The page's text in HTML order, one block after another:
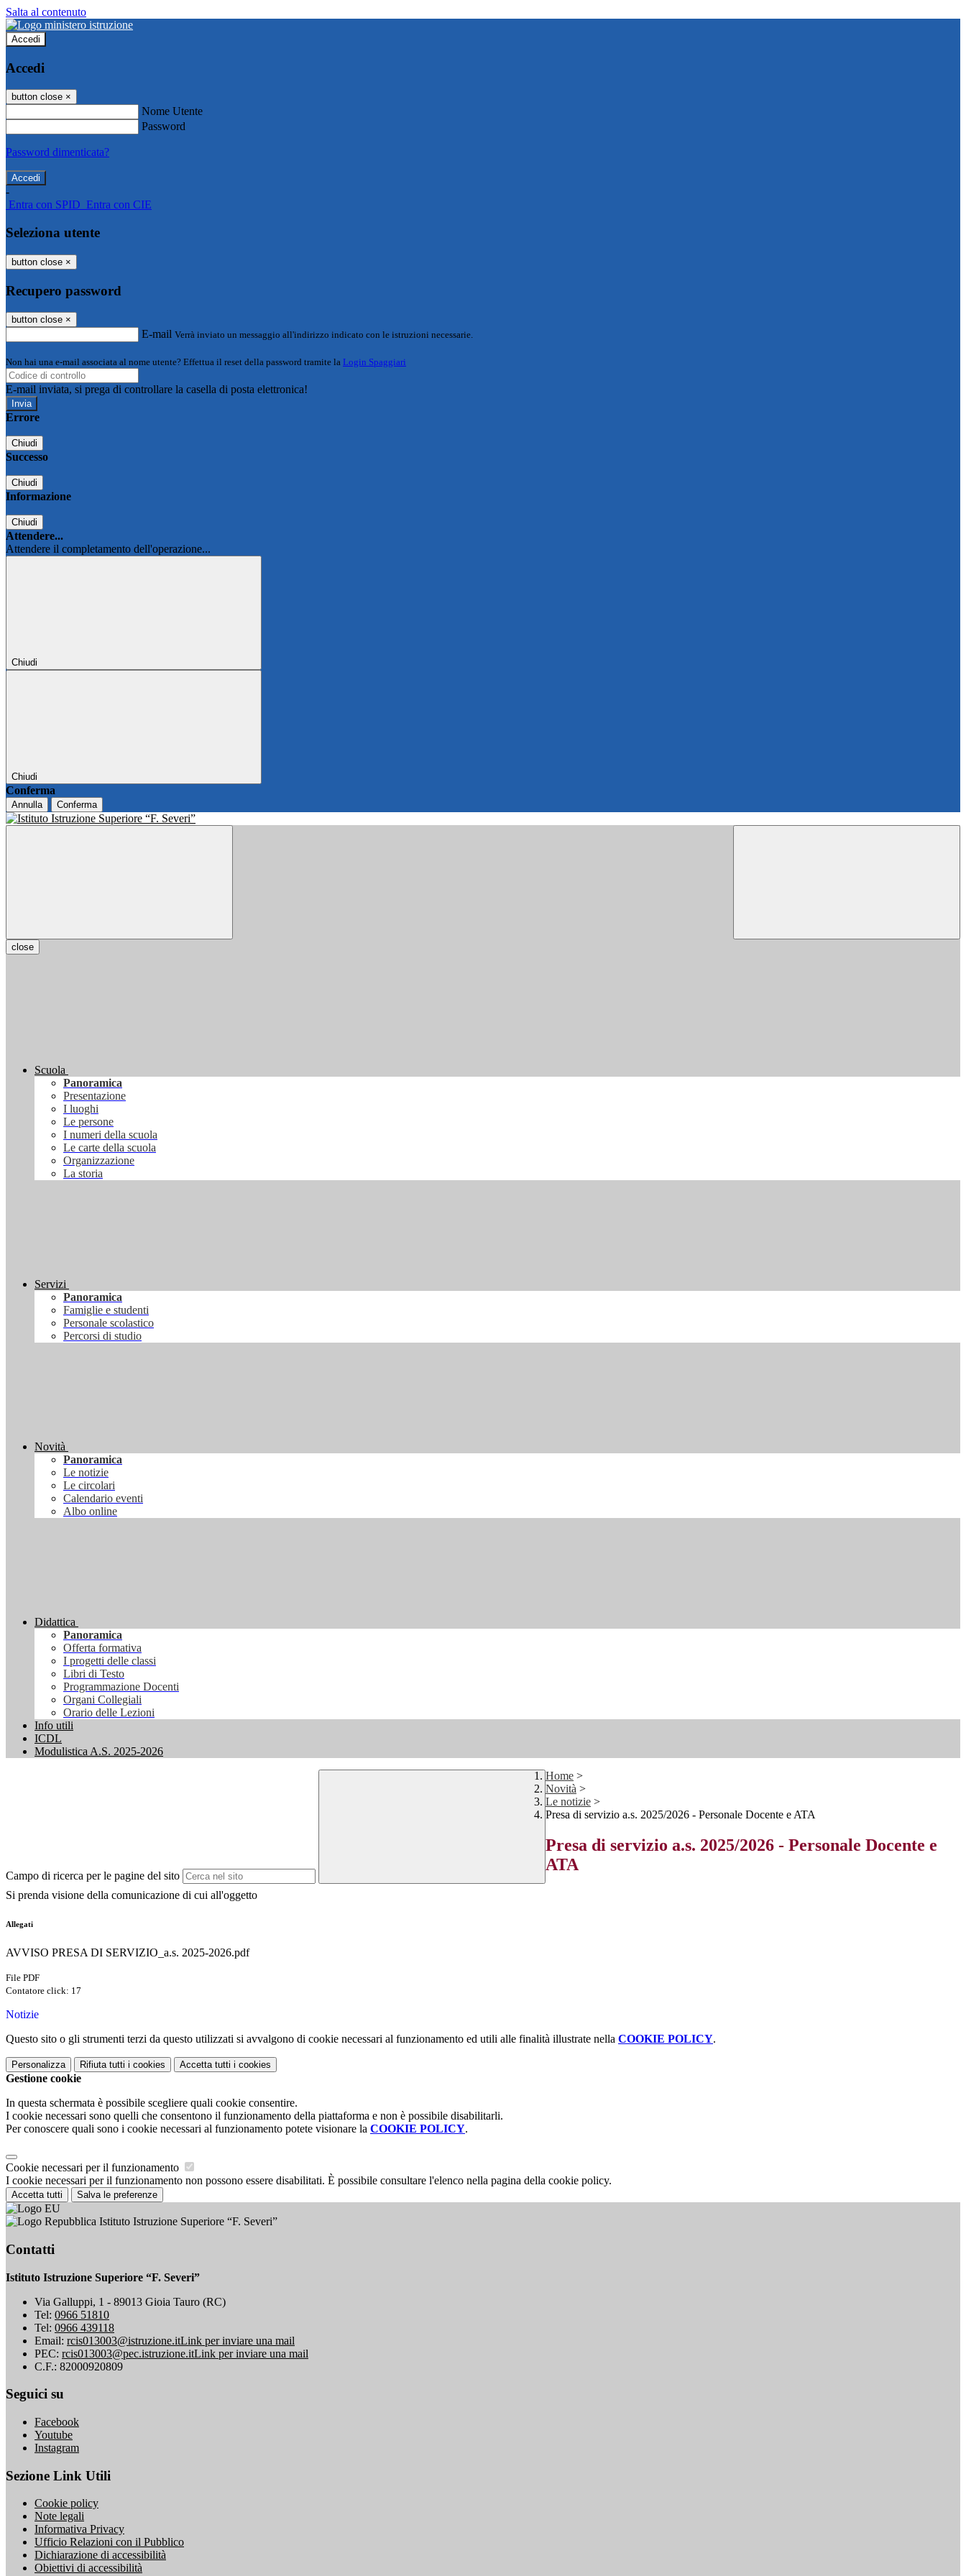
Salta al contenuto
Accedi
Accedi
button close ×
Nome Utente
Password
Password dimenticata?
-
Entra con SPID Entra con CIE
Seleziona utente
button close ×
Recupero password
button close ×
E-mail Verrà inviato un messaggio all'indirizzo indicato con le istruzioni necessarie.
Non hai una e-mail associata al nome utente? Effettua il reset della password tramite la Login Spaggiari
E-mail inviata, si prega di controllare la casella di posta elettronica!
Errore
Chiudi
Successo
Chiudi
Informazione
Chiudi
Attendere...
Attendere il completamento dell'operazione...
Chiudi
Chiudi
Conferma
Annulla Conferma
close
Scuola
Panoramica
Presentazione
I luoghi
Le persone
I numeri della scuola
Le carte della scuola
Organizzazione
La storia
Servizi
Panoramica
Famiglie e studenti
Personale scolastico
Percorsi di studio
Novità
Panoramica
Le notizie
Le circolari
Calendario eventi
Albo online
Didattica
Panoramica
Offerta formativa
I progetti delle classi
Libri di Testo
Programmazione Docenti
Organi Collegiali
Orario delle Lezioni
Info utili
ICDL
Modulistica A.S. 2025-2026
Campo di ricerca per le pagine del sito
Home >
Novità >
Le notizie >
Presa di servizio a.s. 2025/2026 - Personale Docente e ATA
Presa di servizio a.s. 2025/2026 - Personale Docente e
ATA
Si prenda visione della comunicazione di cui all'oggetto
Allegati
AVVISO PRESA DI SERVIZIO_a.s. 2025-2026.pdf
File PDF
Contatore click: 17
Notizie
Questo sito o gli strumenti terzi da questo utilizzati si avvalgono di cookie necessari al funzionamento ed utili alle finalità illustrate nella COOKIE POLICY.
Personalizza Rifiuta tutti i cookies Accetta tutti i cookies
Gestione cookie
In questa schermata è possibile scegliere quali cookie consentire.
I cookie necessari sono quelli che consentono il funzionamento della piattaforma e non è possibile disabilitarli.
Per conoscere quali sono i cookie necessari al funzionamento potete visionare la COOKIE POLICY.
Cookie necessari per il funzionamento
I cookie necessari per il funzionamento non possono essere disabilitati. È possibile consultare l'elenco nella pagina della cookie policy.
Accetta tutti Salva le preferenze
Istituto Istruzione Superiore “F. Severi”
Contatti
Istituto Istruzione Superiore “F. Severi”
Via Galluppi, 1 - 89013 Gioia Tauro (RC)
Tel: 0966 51810
Tel: 0966 439118
Email: rcis013003@istruzione.itLink per inviare una mail
PEC: rcis013003@pec.istruzione.itLink per inviare una mail
C.F.: 82000920809
Seguici su
Facebook
Youtube
Instagram
Sezione Link Utili
Cookie policy
Note legali
Informativa Privacy
Ufficio Relazioni con il Pubblico
Dichiarazione di accessibilità
Obiettivi di accessibilità